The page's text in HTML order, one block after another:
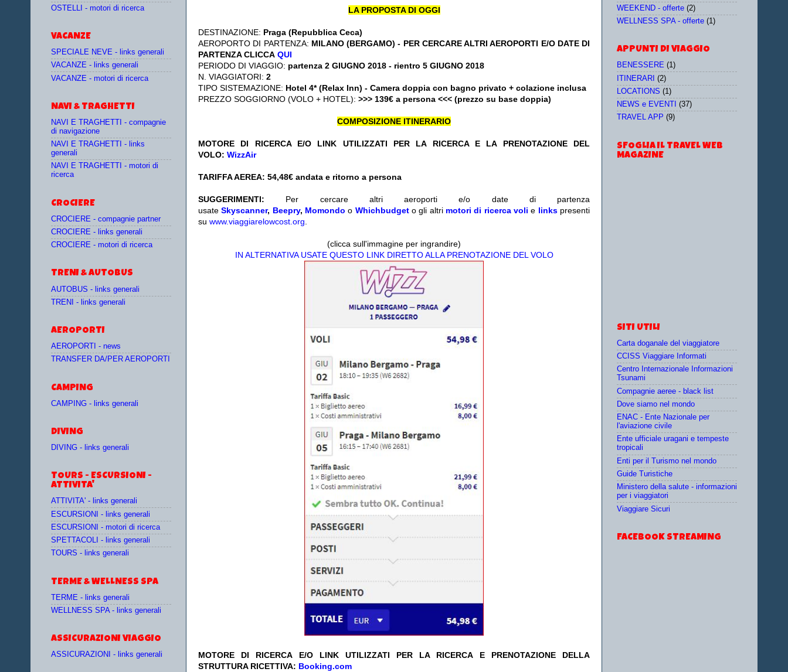
LA PROPOSTA DI OGGI
DESTINAZIONE: Praga (Repubblica Ceca)
AEROPORTO DI PARTENZA: MILANO (BERGAMO) - PER CERCARE ALTRI AEROPORTI E/O DATE DI
PARTENZA CLICCA QUI
PERIODO DI VIAGGIO: partenza 2 GIUGNO 2018 - rientro 5 GIUGNO 2018
N. VIAGGIATORI: 2
TIPO SISTEMAZIONE: Hotel 4* (Relax Inn) - Camera doppia con bagno privato + colazione inclusa
PREZZO SOGGIORNO (VOLO + HOTEL): >>> 139€ a persona <<< (prezzo su base doppia)
COMPOSIZIONE ITINERARIO
MOTORE DI RICERCA E/O LINK UTILIZZATI PER LA RICERCA E LA PRENOTAZIONE DEL
VOLO: WizzAir
TARIFFA AEREA: 54,48€ andata e ritorno a persona
SUGGERIMENTI: Per cercare altri aeroporti e/o date di partenza
usateSkyscanner, Beepry, Momondo o Whichbudgeto gli altri motori di ricerca voli e linkspresenti
su www.viaggiarelowcost.org
(clicca sull'immagine per ingrandire)
IN ALTERNATIVA USATE QUESTO LINK DIRETTO ALLA PRENOTAZIONE DEL VOLO
MOTORE DI RICERCA E/O LINK UTILIZZATI PER LA RICERCA E PRENOTAZIONE DELLA
STRUTTURA RICETTIVA: Booking.com
OSTELLI - motori di ricerca
VACANZE
SPECIALE NEVE - links generali
VACANZE - links generali
VACANZE - motori di ricerca
NAVI & TRAGHETTI
NAVI E TRAGHETTI - compagnie
di navigazione
NAVI E TRAGHETTI - links
generali
NAVI E TRAGHETTI - motori di
ricerca
CROCIERE
CROCIERE - compagnie partner
CROCIERE - links generali
CROCIERE - motori di ricerca
TRENI & AUTOBUS
AUTOBUS - links generali
TRENI - links generali
AEROPORTI
AEROPORTI - news
TRANSFER DA/PER AEROPORTI
CAMPING
CAMPING - links generali
DIVING
DIVING - links generali
TOURS - ESCURSIONI -
ATTIVITA'
ATTIVITA' - links generali
ESCURSIONI - links generali
ESCURSIONI - motori di ricerca
SPETTACOLI - links generali
TOURS - links generali
TERME & WELLNESS SPA
TERME - links generali
WELLNESS SPA - links generali
ASSICURAZIONI VIAGGIO
ASSICURAZIONI - links generali
WEEKEND - offerte (2)
WELLNESS SPA - offerte (1)
APPUNTI DI VIAGGIO
BENESSERE (1)
ITINERARI (2)
LOCATIONS (1)
NEWS e EVENTI
(37)
TRAVEL APP (9)
SFOGLIA IL TRAVEL WEB
MAGAZINE
SITI UTILI
Carta doganale del viaggiatore
CCISS Viaggiare Informati
Centro Internazionale Informazioni
Tsunami
Compagnie aeree - black list
Dove siamo nel mondo
ENAC - Ente Nazionale per
l'aviazione civile
Ente ufficiale uragani e tempeste
tropicali
Enti per il Turismo nel mondo
Guide Turistiche
Ministero della salute - informazioni
per i viaggiatori
Viaggiare Sicuri
FACEBOOK STREAMING